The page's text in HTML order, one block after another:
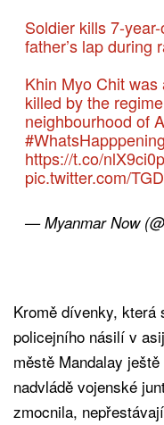
Soldier kills 7-
father’s lap during
Khin Myo Chit
killed by the
neighbourhood of
https://t.co/
pic.twitter.com/
— Myanmar Now
Kromě dívenky,
policejního násilí v
městě Mandalay
nadvládě vojenské
zmocnila,